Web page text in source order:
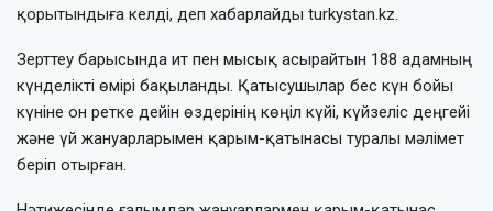
қорытындыға келді, деп хабарлайды turkystan.kz.
Зерттеу барысында ит пен мысық асырайтын 188 адамның
күнделікті өмірі бақыланды. Қатысушылар бес күн бойы
күніне он ретке дейін өздерінің көңіл күйі, күйзеліс деңгейі
және үй жануарларымен қарым-қатынасы туралы мәлімет
беріп отырған.